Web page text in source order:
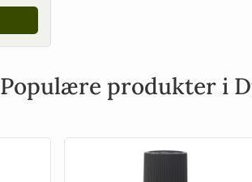
Populære produkter i